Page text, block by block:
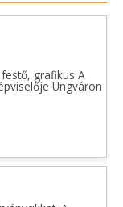
grafikus A
Ungváron